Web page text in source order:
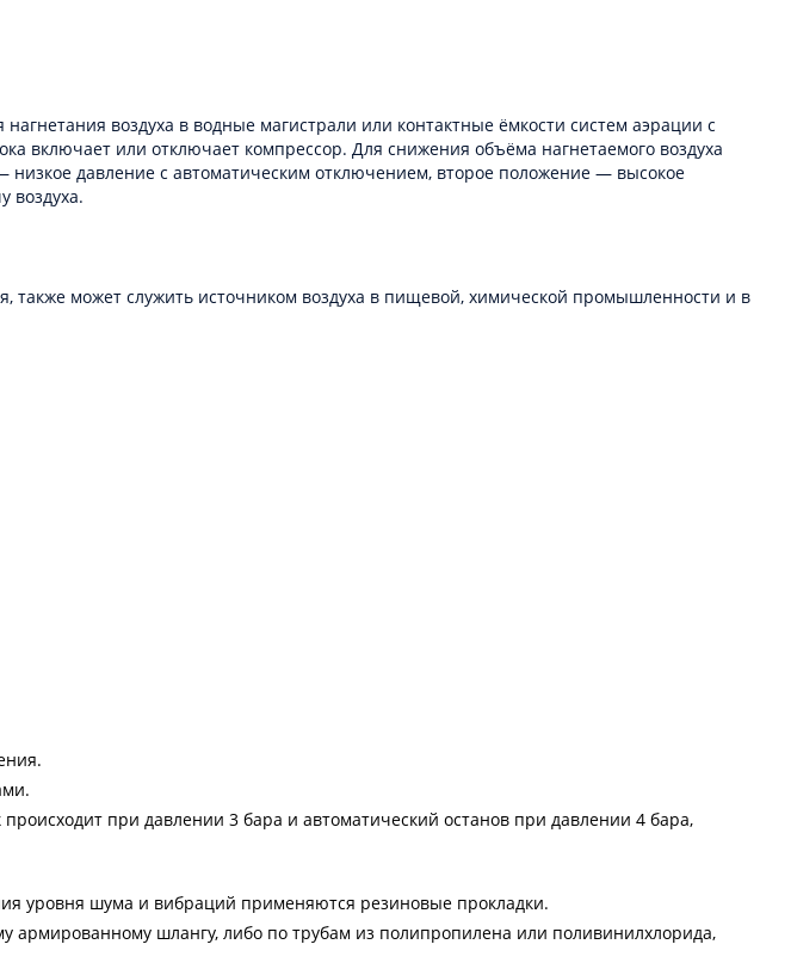
воздуха в водные магистрали или контактные ёмкости систем аэрации с
включает или отключает компрессор. Для снижения объёма нагнетаемого воздуха
давление с автоматическим отключением, второе положение — высокое
воздуха.
также может служить источником воздуха в пищевой, химической промышленности и в
при давлении 3 бара и автоматический останов при давлении 4 бара,
уровня шума и вибраций применяются резиновые прокладки.
армированному шлангу, либо по трубам из полипропилена или поливинилхлорида,